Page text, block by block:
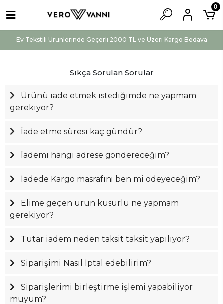
Ev Tekstili Ürünlerinde Geçerli 2000 TL ve Üzeri Kargo Bedava
0
Sıkça Sorulan Sorular
Ürünü iade etmek istediğimde ne yapmam
gerekiyor?
İade etme süresi kaç gündür?
İademi hangi adrese göndereceğim?
İadede Kargo masrafını ben mi ödeyeceğim?
Elime geçen ürün kusurlu ne yapmam
gerekiyor?
Tutar iadem neden taksit taksit yapılıyor?
Siparişimi Nasıl İptal edebilirim?
Siparişlerimi birleştirme işlemi yapabiliyor
muyum?